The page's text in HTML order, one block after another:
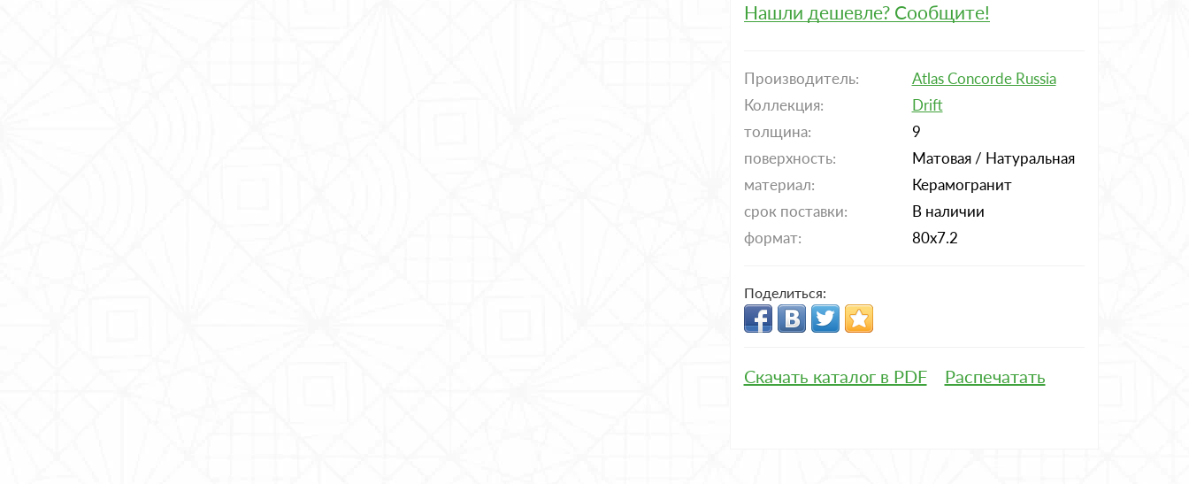
Нашли дешевле? Сообщите!
Производитель:
Atlas Concorde Russia
Коллекция:
Drift
толщина:
9
поверхность:
Матовая / Натуральная
материал:
Керамогранит
срок поставки:
В наличии
формат:
80x7.2
Поделиться:
Скачать каталог в PDF Распечатать